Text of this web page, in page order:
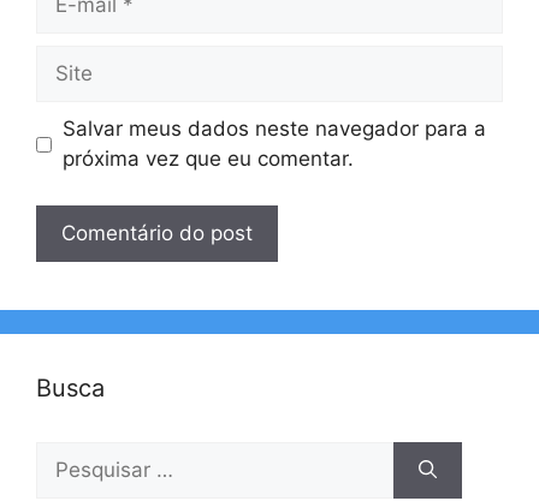
Site
Salvar meus dados neste navegador para a
próxima vez que eu comentar.
Busca
por: